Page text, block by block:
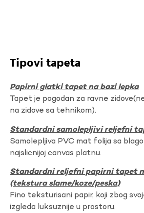
Tipovi tapeta
Papirni glatki tapet na bazi lepka
Tapet je pogodan za ravne
na zidove sa tehnikom).
Standardni samolepljivi reljefni
Samolepljiva PVC mat folija sa
najslicnijoj canvas platnu.
Standardni reljefni papirni tapet
(tekstura slame/koze/peska)
Fino teksturisani papir, koji zbog
izgleda luksuznije u prostoru.